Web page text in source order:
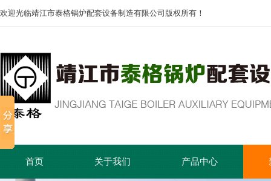
欢迎光临靖江市泰格锅炉配套设备制造有限公司版权所有！
首页 关于我们 产品中心